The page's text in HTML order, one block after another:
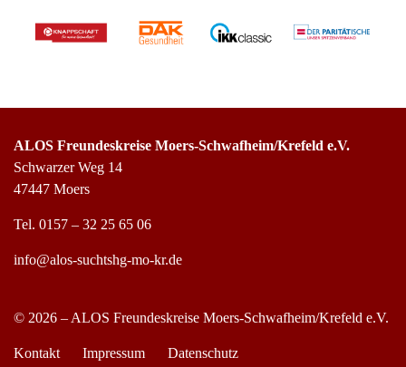
ALOS Freundeskreise Moers-Schwafheim/Krefeld e.V.
Schwarzer Weg 14
47447 Moers
Tel. 0157 – 32 25 65 06
info@alos-suchtshg-mo-kr.de
© 2026 – ALOS Freundeskreise Moers-Schwafheim/Krefeld e.V.
Kontakt Impressum Datenschutz